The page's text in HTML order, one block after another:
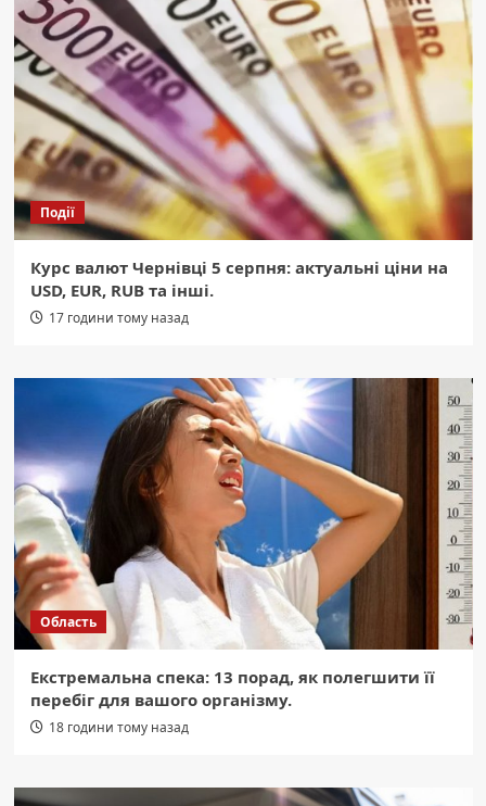
Події
Курс валют Чернівці 5 серпня: актуальні ціни на
USD, EUR, RUB та інші.
17 години тому назад
Область
Екстремальна спека: 13 порад, як полегшити її
перебіг для вашого організму.
18 години тому назад